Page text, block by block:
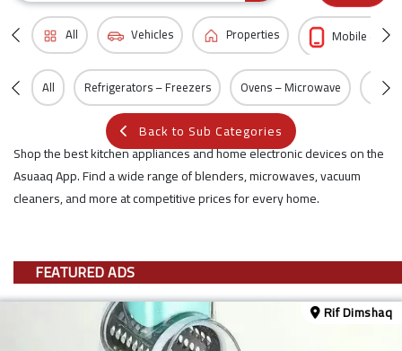
All Vehicles Properties Mobile &
All Refrigerators – Freezers Ovens – Microwave
Back to Sub Categories
Shop the best kitchen appliances and home electronic devices on the
Asuaaq App. Find a wide range of blenders, microwaves, vacuum
cleaners, and more at competitive prices for every home.
FEATURED ADS
Rif Dimshaq